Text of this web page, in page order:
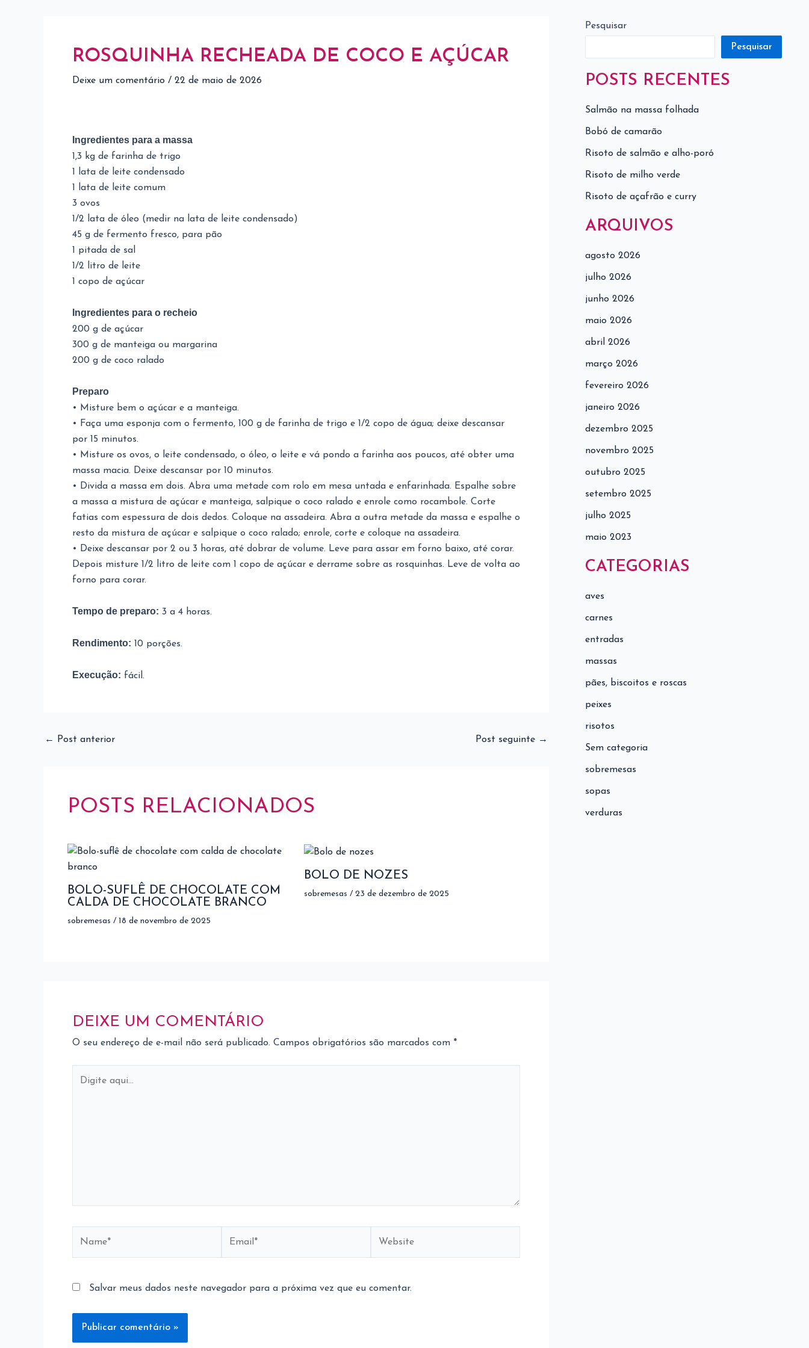
ROSQUINHA RECHEADA DE COCO E AÇÚCAR
Deixe um comentário / 22 de maio de 2026
Ingredientes para a massa
1,3 kg de farinha de trigo
1 lata de leite condensado
1 lata de leite comum
3 ovos
1/2 lata de óleo (medir na lata de leite condensado)
45 g de fermento fresco, para pão
1 pitada de sal
1/2 litro de leite
1 copo de açúcar
Ingredientes para o recheio
200 g de açúcar
300 g de manteiga ou margarina
200 g de coco ralado
Preparo
• Misture bem o açúcar e a manteiga.
• Faça uma esponja com o fermento, 100 g de farinha de trigo e 1/2 copo de água; deixe descansar
por 15 minutos.
• Misture os ovos, o leite condensado, o óleo, o leite e vá pondo a farinha aos poucos, até obter uma
massa macia. Deixe descansar por 10 minutos.
• Divida a massa em dois. Abra uma metade com rolo em mesa untada e enfarinhada. Espalhe sobre
a massa a mistura de açúcar e manteiga, salpique o coco ralado e enrole como rocambole. Corte
fatias com espessura de dois dedos. Coloque na assadeira. Abra a outra metade da massa e espalhe o
resto da mistura de açúcar e salpique o coco ralado; enrole, corte e coloque na assadeira.
• Deixe descansar por 2 ou 3 horas, até dobrar de volume. Leve para assar em forno baixo, até corar.
Depois misture 1/2 litro de leite com 1 copo de açúcar e derrame sobre as rosquinhas. Leve de volta ao
forno para corar.
Tempo de preparo: 3 a 4 horas.
Rendimento: 10 porções.
Execução: fácil.
← Post anterior Post seguinte →
POSTS RELACIONADOS
BOLO-SUFLÊ DE CHOCOLATE COM
CALDA DE CHOCOLATE BRANCO
sobremesas / 18 de novembro de 2025
BOLO DE NOZES
sobremesas / 23 de dezembro de 2025
DEIXE UM COMENTÁRIO
O seu endereço de e-mail não será publicado. Campos obrigatórios são marcados com *
aqui...
Salvar meus dados neste navegador para a próxima vez que eu comentar.
Pesquisar
Pesquisar
POSTS RECENTES
Salmão na massa folhada
Bobó de camarão
Risoto de salmão e alho-poró
Risoto de milho verde
Risoto de açafrão e curry
ARQUIVOS
agosto 2026
julho 2026
junho 2026
maio 2026
abril 2026
março 2026
fevereiro 2026
janeiro 2026
dezembro 2025
novembro 2025
outubro 2025
setembro 2025
julho 2025
maio 2023
CATEGORIAS
aves
carnes
entradas
massas
pães, biscoitos e roscas
peixes
risotos
Sem categoria
sobremesas
sopas
verduras